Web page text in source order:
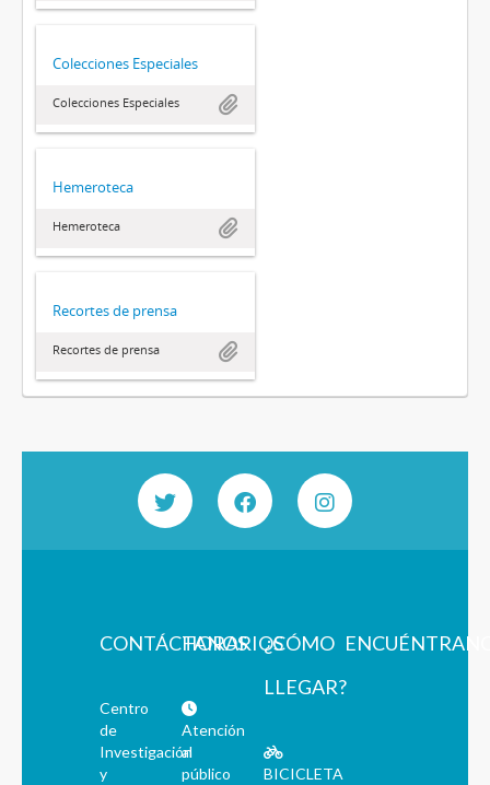
Colecciones Especiales
Colecciones Especiales
Hemeroteca
Hemeroteca
Recortes de prensa
Recortes de prensa
CONTÁCTANOS
Centro
de
Investigación
y
HORARIOS
Atención
al
público
¿CÓMO
LLEGAR?
BICICLETA